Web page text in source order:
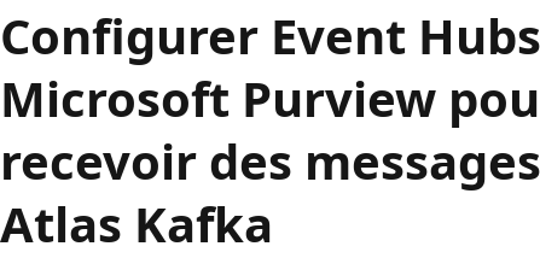
Configurer Event
Microsoft Purview
recevoir des
Atlas Kafka